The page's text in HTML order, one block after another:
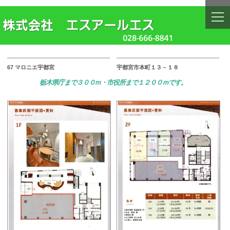
67 マロニエ宇都宮 宇都宮市本町１３－１８
栃木県庁まで３００ｍ・市役所まで１２００ｍです。